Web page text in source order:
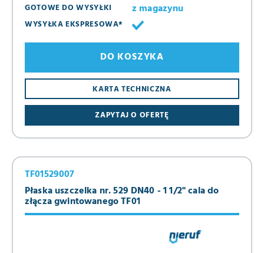
GOTOWE DO WYSYŁKI
z magazynu
WYSYŁKA EKSPRESOWA*
ZAPYTAJ O OFERTĘ
KARTA TECHNICZNA
DO KOSZYKA
Płaska uszczelka nr. 529 DN40 - 1 1/2" cala do
złącza gwintowanego TF01
TF01529007